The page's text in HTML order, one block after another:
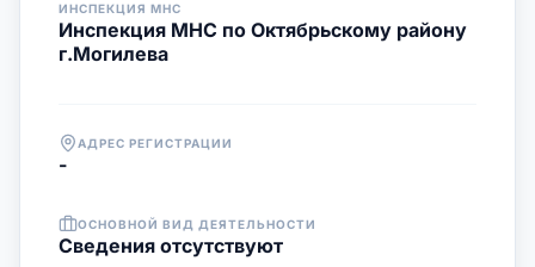
ИНСПЕКЦИЯ МНС
Инспекция МНС по Октябрьскому району
г.Могилева
АДРЕС РЕГИСТРАЦИИ
-
ОСНОВНОЙ ВИД ДЕЯТЕЛЬНОСТИ
Cведения отсутствуют